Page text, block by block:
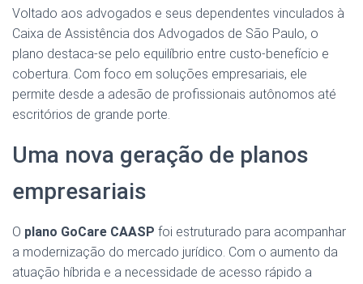
Voltado aos advogados e seus dependentes vinculados à
Caixa de Assistência dos Advogados de São Paulo, o
plano destaca-se pelo equilíbrio entre custo-benefício e
cobertura. Com foco em soluções empresariais, ele
permite desde a adesão de profissionais autônomos até
escritórios de grande porte.
Uma nova geração de planos
empresariais
O plano GoCare CAASP foi estruturado para acompanhar
a modernização do mercado jurídico. Com o aumento da
atuação híbrida e a necessidade de acesso rápido a